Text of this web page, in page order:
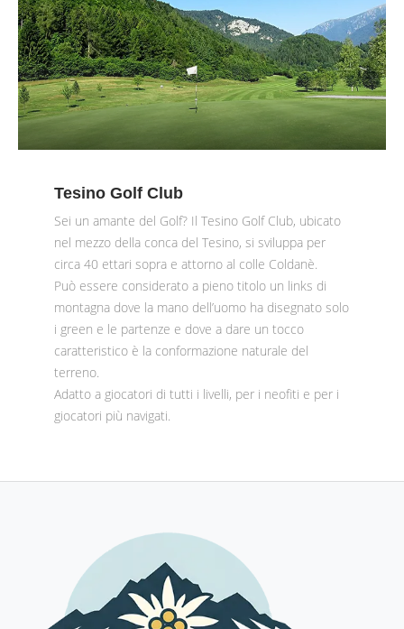
Tesino Golf Club
Sei un amante del Golf? Il Tesino Golf Club, ubicato
nel mezzo della conca del Tesino, si sviluppa per
circa 40 ettari sopra e attorno al colle Coldanè.
Può essere considerato a pieno titolo un links di
montagna dove la mano dell’uomo ha disegnato solo
i green e le partenze e dove a dare un tocco
caratteristico è la conformazione naturale del
terreno.
Adatto a giocatori di tutti i livelli, per i neofiti e per i
giocatori più navigati.